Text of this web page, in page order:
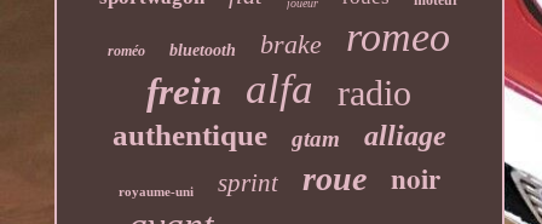
joueur
roméo bluetooth brake romeo
frein alfa radio
authentique gtam alliage
royaume-uni sprint roue noir